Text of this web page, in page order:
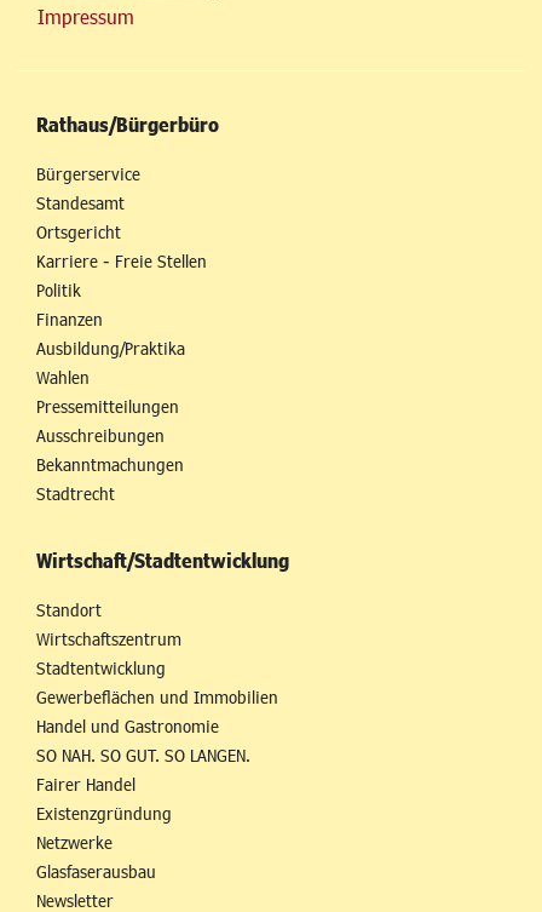
Impressum
Rathaus/Bürgerbüro
Bürgerservice
Standesamt
Ortsgericht
Karriere - Freie Stellen
Politik
Finanzen
Ausbildung/Praktika
Wahlen
Pressemitteilungen
Ausschreibungen
Bekanntmachungen
Stadtrecht
Wirtschaft/Stadtentwicklung
Standort
Wirtschaftszentrum
Stadtentwicklung
Gewerbeflächen und Immobilien
Handel und Gastronomie
SO NAH. SO GUT. SO LANGEN.
Fairer Handel
Existenzgründung
Netzwerke
Glasfaserausbau
Newsletter